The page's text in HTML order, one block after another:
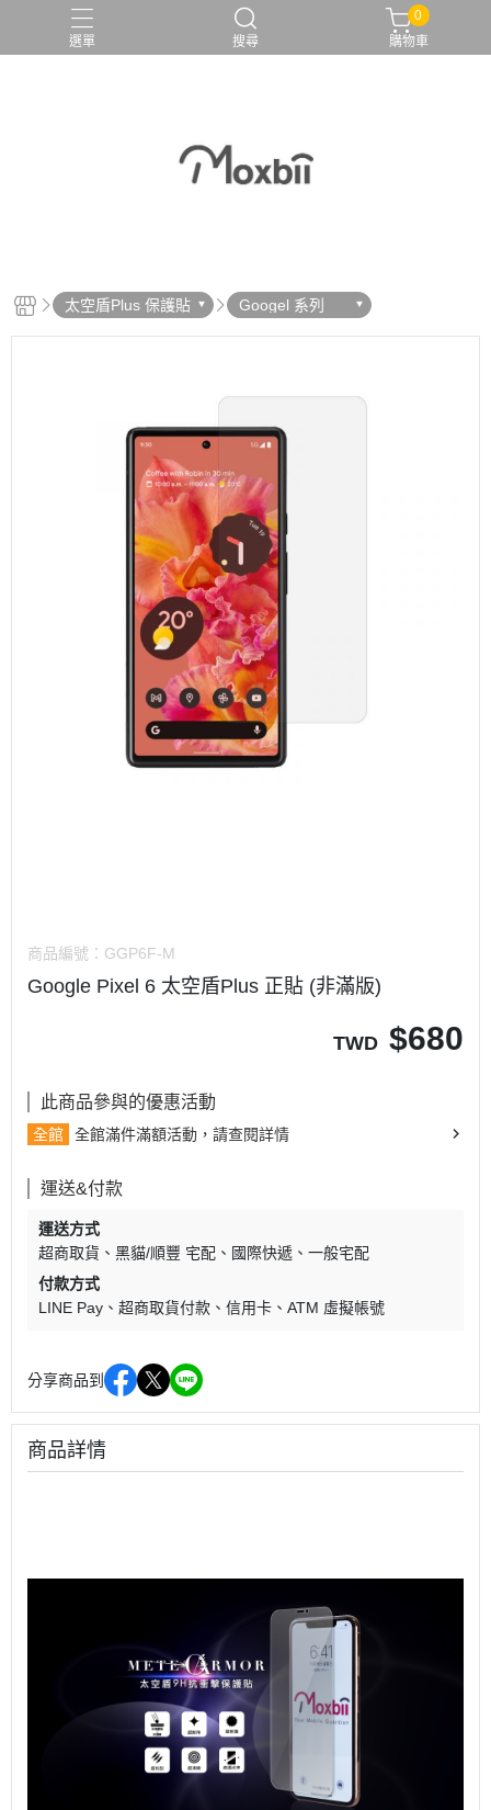
選單 搜尋
0
購物車
太空盾Plus 保護貼 Googel 系列
商品編號： GGP6F-M
Google Pixel 6 太空盾Plus 正貼 (非滿版)
TWD $680
此商品參與的優惠活動
全館 全館滿件滿額活動，請查閱詳情
運送&付款
運送方式
超商取貨
黑貓/順豐 宅配 國際快遞
一般宅配
付款方式
LINE Pay
超商取貨付款 信用卡 ATM 虛擬帳號
分享商品到
商品詳情